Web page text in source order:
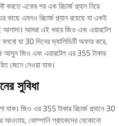
করতে একের পর এক রিচার্জ প্ল্যান নিয়ে
এমনও রিচার্জ প্ল্যান রয়েছে যা একই
আলাদা। আমরা এই খবরে জিও এবং এয়ারটেল
বলবো যা 30 দিনের ভ্যালিডিটি অফার করে,
আসুন জিও এবং এয়ারটেল এর 355 টাকার
জেনে নেওয়া যাক।
সুবিধা
যাক। জিও এর 355 টাকার রিচার্জ প্ল্যানে 30
আওতায়, কোম্পানি গ্রাহকদের যেকোনো